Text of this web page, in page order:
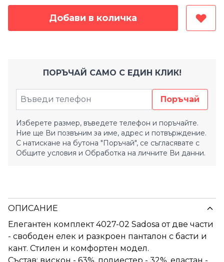
Добави в количка
ПОРЪЧАЙ САМО С ЕДИН КЛИК!
Поръчай
Изберете размер, въведете телефон и поръчайте.
Ние ще Ви позвъним за име, адрес и потвърждение.
С натискане на бутона "Поръчай", се съгласявате с
Общите условия и Обработка на личните Ви данни.
ОПИСАНИЕ
Елегантен комплект 4027-02 Sadosa от две части
- свободен елек и разкроен панталон с басти и
кант. Стилен и комфортен модел.